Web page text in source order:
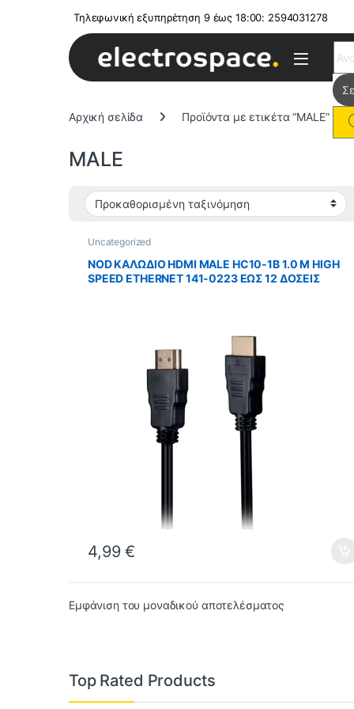
Τηλεφωνική εξυπηρέτηση 9 έως 18:00: 2594031278
Αρχική σελίδα Προϊόντα με ετικέτα “MALE”
MALE
Uncategorized
NOD ΚΑΛΩΔΙΟ HDMI MALE HC10-1B 1.0 M HIGH
SPEED ETHERNET 141-0223 ΕΩΣ 12 ΔΟΣΕΙΣ
4,99€
Εμφάνιση του μοναδικού αποτελέσματος
Top Rated Products